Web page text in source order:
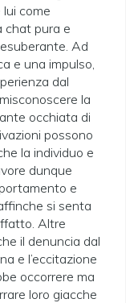
come
chat pura e
Ad
e una impulso,
dal
la
occhiata di
possono
la individuo e
dunque
e
si senta
Altre
il denuncia dal
e l’eccitazione
occorrere ma
loro giacche